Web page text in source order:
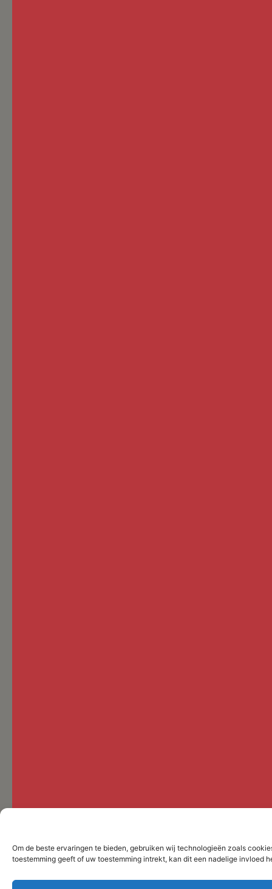
Om de beste ervaringen te bieden, gebruiken wij technologieën zoals
toestemming geeft of uw toestemming intrekt, kan dit een nadelige invloed